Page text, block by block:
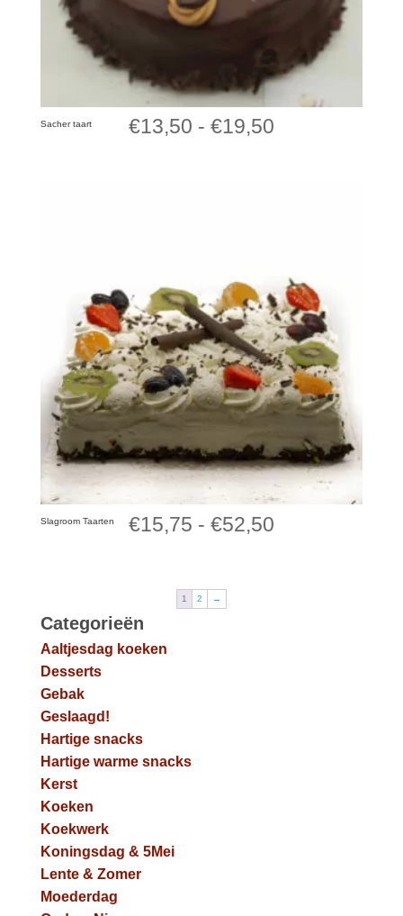
Sacher taart €13,50 - €19,50Prijsklasse:
Slagroom Taarten €15,75 - €52,50Prijsklasse:
1 2 →
Categorieën
Aaltjesdag koeken
Desserts
Gebak
Geslaagd!
Hartige snacks
Hartige warme snacks
Kerst
Koeken
Koekwerk
Koningsdag & 5Mei
Lente & Zomer
Moederdag